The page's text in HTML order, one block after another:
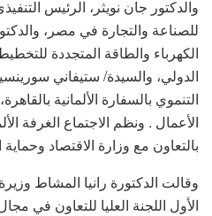
والدكتور جان نويثر، الرئيس
للصناعة والتجارة في مصر،
الكهرباء والطاقة المتجددة
الدولي، والسيدة/ ستيفاني
التنموي بالسفارة الألمانية
الأعمال . ونظم الاجتماع الغرفة
بالتعاون مع وزارة الاقتصاد وحماية
وقالت الدكتورة رانيا المشاط
الأول اللجنة العليا للتعاون في